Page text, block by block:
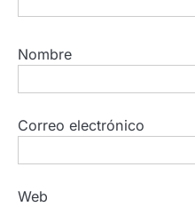
Nombre
Correo electrónico
Web